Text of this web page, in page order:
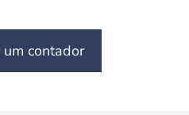
um contador